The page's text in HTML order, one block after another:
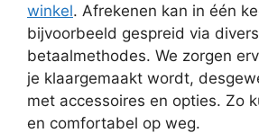
winkel. Afrekenen kan in één
bijvoorbeeld gespreid via
betaalmethodes. We zorgen
je klaargemaakt wordt,
met accessoires en opties. Zo
en comfortabel op weg.